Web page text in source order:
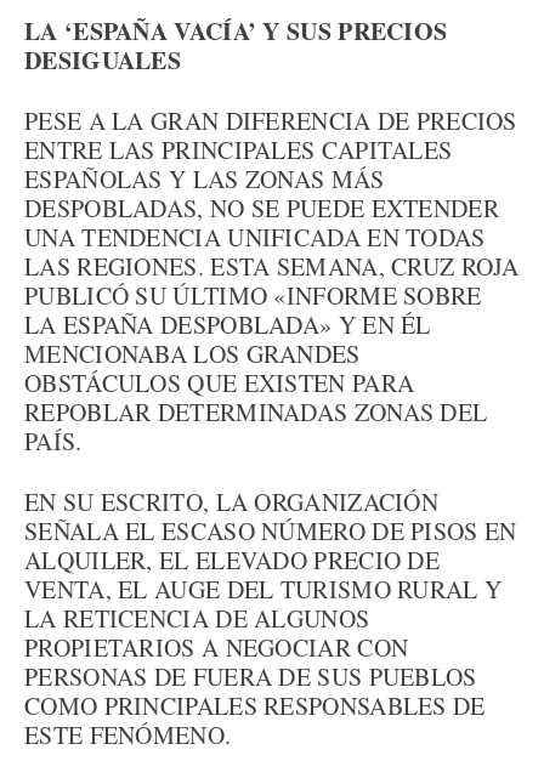
LA ‘ESPAÑA VACÍA’ Y SUS PRECIOS
DESIGUALES
PESE A LA GRAN DIFERENCIA DE PRECIOS
ENTRE LAS PRINCIPALES CAPITALES
ESPAÑOLAS Y LAS ZONAS MÁS
DESPOBLADAS, NO SE PUEDE EXTENDER
UNA TENDENCIA UNIFICADA EN TODAS
LAS REGIONES. ESTA SEMANA, CRUZ ROJA
PUBLICÓ SU ÚLTIMO «INFORME SOBRE
LA ESPAÑA DESPOBLADA» Y EN ÉL
MENCIONABA LOS GRANDES
OBSTÁCULOS QUE EXISTEN PARA
REPOBLAR DETERMINADAS ZONAS DEL
PAÍS.
EN SU ESCRITO, LA ORGANIZACIÓN
SEÑALA EL ESCASO NÚMERO DE PISOS EN
ALQUILER, EL ELEVADO PRECIO DE
VENTA, EL AUGE DEL TURISMO RURAL Y
LA RETICENCIA DE ALGUNOS
PROPIETARIOS A NEGOCIAR CON
PERSONAS DE FUERA DE SUS PUEBLOS
COMO PRINCIPALES RESPONSABLES DE
ESTE FENÓMENO.